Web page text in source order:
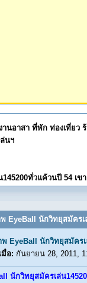
นอาสา ที่พัก ท่องเที่ยว
นฯ
ทั่วแค้วนปี 54 เข
EyeBall นักวิทยุสมัครเ
EyeBall นักวิทยุสมัครเ
เมื่อ: กันยายน 28, 2011,
นักวิทยุสมัครเล่น